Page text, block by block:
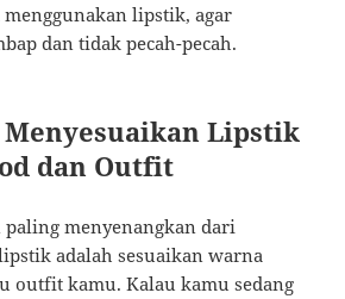
lipstik, agar
dan tidak pecah-pecah.
Menyesuaikan Lipstik
dan Outfit
paling menyenangkan dari
adalah sesuaikan warna
outfit kamu. Kalau kamu sedang